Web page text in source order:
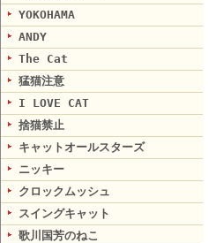
YOKOHAMA
ANDY
The Cat
猛猫注意
I LOVE CAT
捨猫禁止
キャットオールスターズ
ニッキー
クロックムッシュ
スイングキャット
歌川国芳のねこ